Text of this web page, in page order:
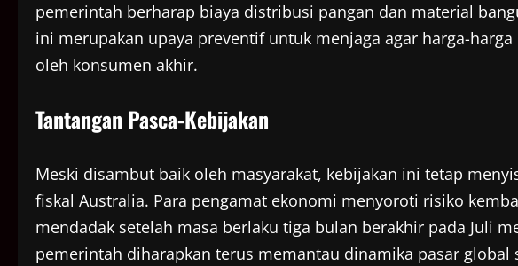
pemerintah berharap biaya distribusi pangan dan material
ini merupakan upaya preventif untuk menjaga agar harga-
oleh konsumen akhir.
Tantangan Pasca-Kebijakan
Meski disambut baik oleh masyarakat, kebijakan ini tetap
fiskal Australia. Para pengamat ekonomi menyoroti risiko
mendadak setelah masa berlaku tiga bulan berakhir pada Juli
pemerintah diharapkan terus memantau dinamika pasar